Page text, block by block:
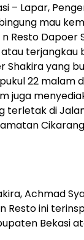
– Lapar,
mau
Resto Dapoer
terjangkau
Shakira yang
22 malam
juga
terletak di
Achmad
Resto ini
Bekasi